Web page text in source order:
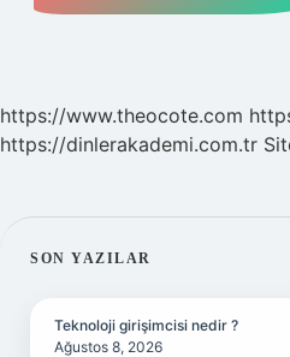
https://www.theocote.com
https://dinlerakademi.com.tr
SIDEBAR
SON YAZILAR
Teknoloji girişimcisi nedir ?
Ağustos 8, 2026